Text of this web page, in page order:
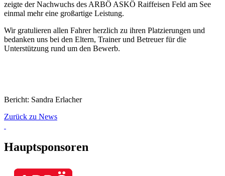
zeigte der Nachwuchs des ARBÖ ASKÖ Raiffeisen Feld am See
einmal mehr eine großartige Leistung.
Wir gratulieren allen Fahrer herzlich zu ihren Platzierungen und
bedanken uns bei den Eltern, Trainer und Betreuer für die
Unterstützung rund um den Bewerb.
Bericht: Sandra Erlacher
Zurück zu News
Hauptsponsoren